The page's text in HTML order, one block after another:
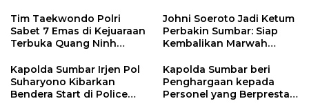
Tim Taekwondo Polri
Sabet 7 Emas di Kejuaraan
Terbuka Quang Ninh
Johni Soeroto Jadi Ketum
Perbakin Sumbar: Siap
Kembalikan Marwah
Sebanyaknya
Kapolda Sumbar Irjen Pol
Suharyono Kibarkan
Bendera Start di Police
Kapolda Sumbar beri
Penghargaan kepada
Personel yang Berprestasi